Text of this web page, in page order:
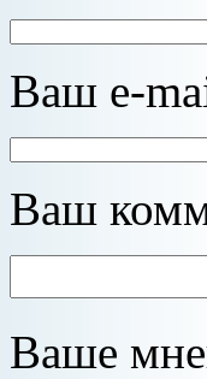
Ваш e-
Ваш
Ваше